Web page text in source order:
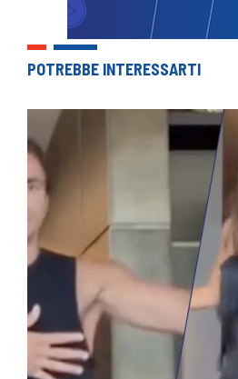
POTREBBE INTERESSARTI